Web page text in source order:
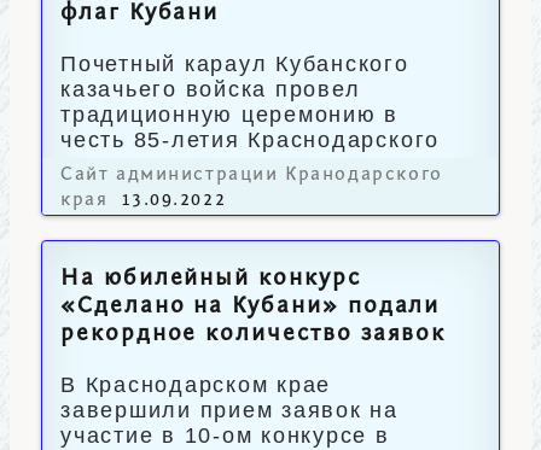
флаг Кубани
Почетный караул Кубанского
казачьего войска провел
традиционную церемонию в
честь 85-летия Краснодарского
края.
Сайт администрации Кранодарского
края
13.09.2022
На юбилейный конкурс
«Сделано на Кубани» подали
рекордное количество заявок
В Краснодарском крае
завершили прием заявок на
участие в 10-ом конкурсе в